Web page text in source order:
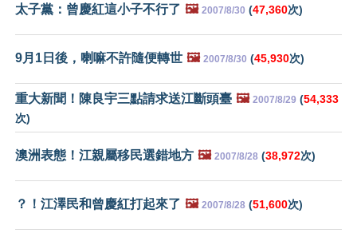
太子黨：曾慶紅這小子不行了 🖼️ 2007/8/30 (47,360次)
9月1日後，喇嘛不許隨便轉世 🖼️ 2007/8/30 (45,930次)
重大新聞！陳良宇三點請求送江斷頭臺 🖼️ 2007/8/29 (54,333
次)
澳洲表態！江親屬移民選錯地方 🖼️ 2007/8/28 (38,972次)
？！江澤民和曾慶紅打起來了 🖼️ 2007/8/28 (51,600次)